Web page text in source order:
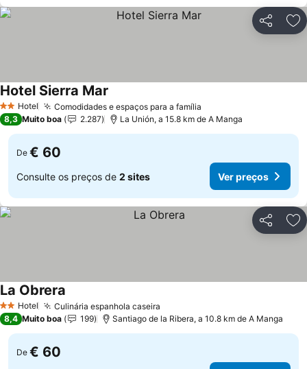
Partilhar
2 Estrelas
Hotel Comodidades e espaços para a família
Hotel Sierra Mar
8,3 Muito boa 2.287 La Unión, a 15.8 km de A Manga
De € 60
Consulte os preços de 2 sites Ver preços
Partilhar
2 Estrelas
Hotel Culinária espanhola caseira
La Obrera
8,4 Muito boa 199 Santiago de la Ribera, a 10.8 km de A Manga
De € 60